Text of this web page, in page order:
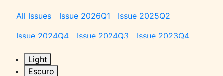
Issues
All Issues Issue 2026Q1
Issue 2025Q2
Issue 2024Q4
Issue 2024Q3 Issue 2023Q4
Light
Escuro